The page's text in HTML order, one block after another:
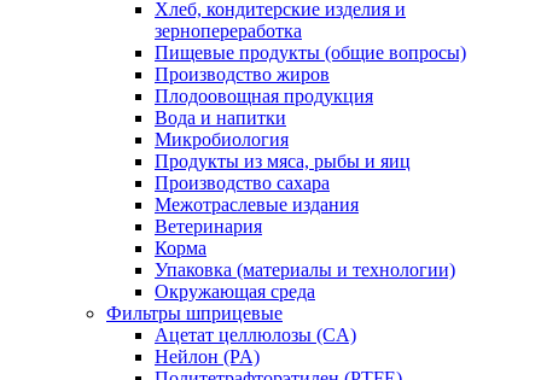
Хлеб, кондитерские изделия и
зернопереработка
Пищевые продукты (общие вопросы)
Производство жиров
Плодоовощная продукция
Вода и напитки
Микробиология
Продукты из мяса, рыбы и яиц
Производство сахара
Межотраслевые издания
Ветеринария
Корма
Упаковка (материалы и технологии)
Окружающая среда
Фильтры шприцевые
Ацетат целлюлозы (CA)
Нейлон (PA)